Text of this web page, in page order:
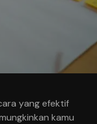
yang efektif
kamu